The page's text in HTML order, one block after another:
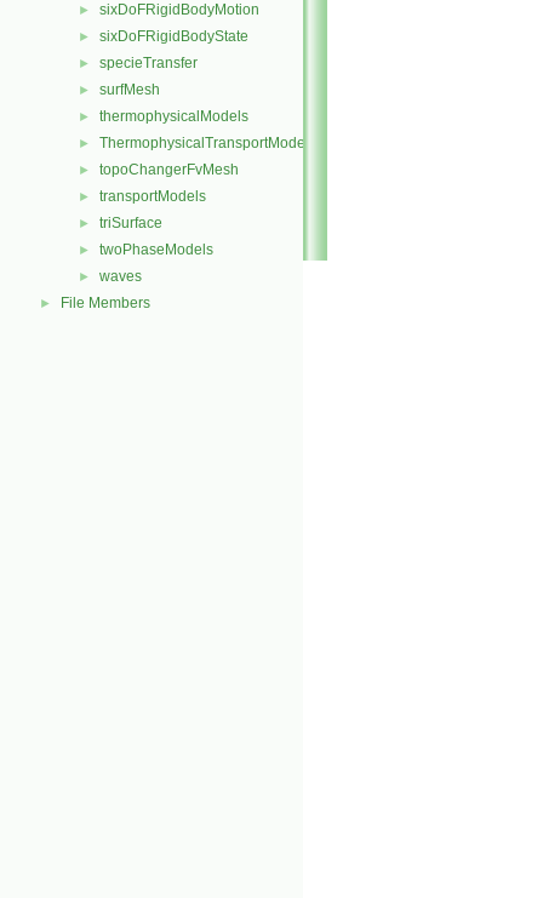
► sixDoFRigidBodyMotion
► sixDoFRigidBodyState
► specieTransfer
► surfMesh
► thermophysicalModels
► ThermophysicalTransportModels
► topoChangerFvMesh
► transportModels
► triSurface
► twoPhaseModels
► waves
► File Members